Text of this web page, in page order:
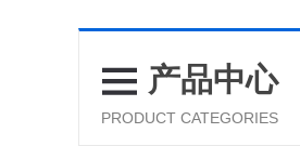
产品中心
PRODUCT CATEGORIES